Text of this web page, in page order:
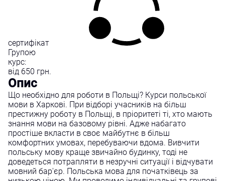
сертифікат
Групою
курс:
від 650 грн.
Опис
Що необхідно для роботи в Польщі? Курси польської
мови в Харкові. При відборі учасників на більш
престижну роботу в Польщі, в пріоритеті ті, хто мають
знання мови на базовому рівні. Адже набагато
простіше вкласти в своє майбутнє в більш
комфортних умовах, перебуваючи вдома. Вивчити
польську мову краще звичайно будинку, тоді не
доведеться потрапляти в незручні ситуації і відчувати
мовний бар'єр. Польська мова для початківець за